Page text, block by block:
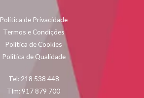
Politica de Privacidade
Termos e Condições
Politica de Cookies
Politica de Qualidade
Tel: 218 538 448
Tlm: 917 879 700